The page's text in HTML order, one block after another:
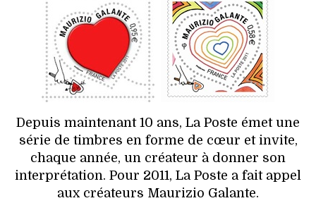
BOUTIQUE
CULTURE
HIGH TECH
MAISON
AUTO
LIEUX TENDANCES
Depuis maintenant 10 ans, La Poste émet une
série de timbres en forme de cœur et invite,
chaque année, un créateur à donner son
interprétation. Pour 2011, La Poste a fait appel
aux créateurs Maurizio Galante.